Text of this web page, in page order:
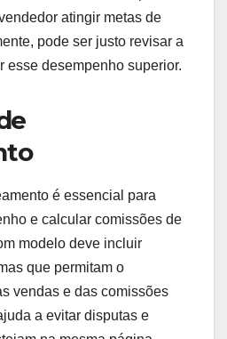
do contrato
permite que as partes
de renegociar taxas ou
ao longo do
pode se tornar
que permitam revisões
baseados em desempenho.
atingir metas de
pode ser justo revisar a